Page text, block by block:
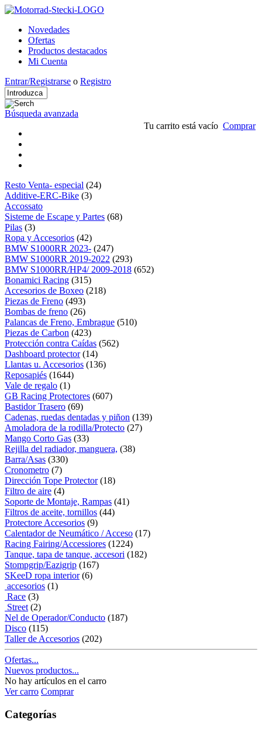
Novedades
Ofertas
Productos destacados
Mi Cuenta
Entrar/Registrarse o Registro
Búsqueda avanzada
Tu carrito está vacío Comprar
Resto Venta- especial (24)
Additive-ERC-Bike (3)
Accossato
Sisteme de Escape y Partes (68)
Pilas (3)
Ropa y Accesorios (42)
BMW S1000RR 2023- (247)
BMW S1000RR 2019-2022 (293)
BMW S1000RR/HP4/ 2009-2018 (652)
Bonamici Racing (315)
Accesorios de Boxeo (218)
Piezas de Freno (493)
Bombas de freno (26)
Palancas de Freno, Embrague (510)
Piezas de Carbon (423)
Protección contra Caídas (562)
Dashboard protector(14)
Llantas u. Accesorios (136)
Reposapiés (1644)
Vale de regalo (1)
GB Racing Protectores (607)
Bastidor Trasero (69)
Cadenas, ruedas dentadas y piñon (139)
Amoladora de la rodilla/Protecto (27)
Mango Corto Gas (33)
Rejilla del radiador, manguera, (38)
Barra/Asas (330)
Cronometro (7)
Dirección Tope Protector(18)
Filtro de aire (4)
Soporte de Montaje, Rampas (41)
Filtros de aceite, tornillos (44)
Protectore Accesorios (9)
Calentador de Neumático / Acceso (17)
Racing Fairing/Accessiores (1224)
Tanque, tapa de tanque, accesori (182)
Stompgrip/Eazigrip (167)
SKeeD ropa interior(6)
accesorios (1)
Race (3)
Street (2)
Nel de Operador/Conducto (187)
Disco (115)
Taller de Accesorios (202)
Ofertas...
Nuevos productos...
No hay artículos en el carro
Ver carro Comprar
Categorías